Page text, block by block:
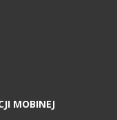
MOBINEJ